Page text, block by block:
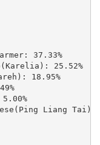
37.33%
25.52%
18.95%
Liang Tai):